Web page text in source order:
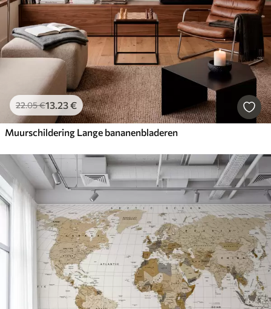
22.05€13 .23€
Muurschildering Lange bananenbladeren